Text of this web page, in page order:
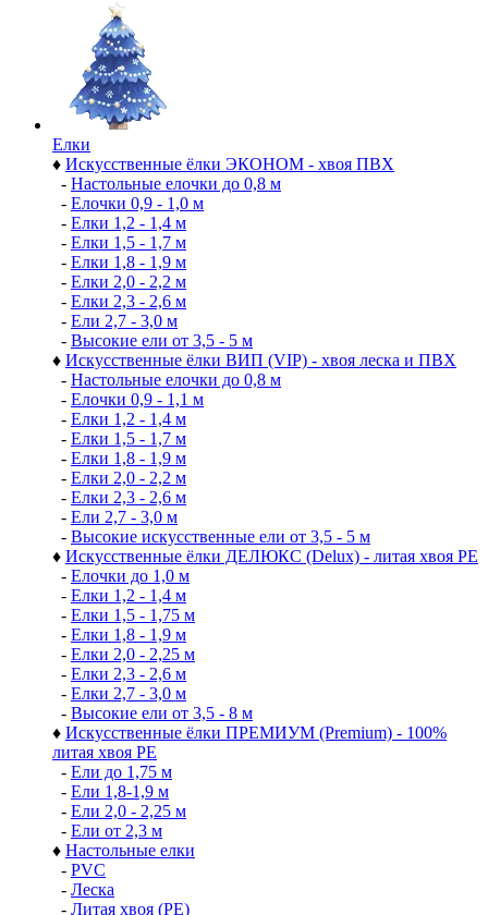
Елки
♦ Искусственные ёлки ЭКОНОМ - хвоя ПВХ
- Настольные елочки до 0,8 м
- Елочки 0,9 - 1,0 м
- Елки 1,2 - 1,4 м
- Елки 1,5 - 1,7 м
- Елки 1,8 - 1,9 м
- Елки 2,0 - 2,2 м
- Елки 2,3 - 2,6 м
- Ели 2,7 - 3,0 м
- Высокие ели от 3,5 - 5 м
♦ Искусственные ёлки ВИП (VIP) - хвоя леска и ПВХ
- Настольные елочки до 0,8 м
- Елочки 0,9 - 1,1 м
- Елки 1,2 - 1,4 м
- Елки 1,5 - 1,7 м
- Елки 1,8 - 1,9 м
- Елки 2,0 - 2,2 м
- Елки 2,3 - 2,6 м
- Ели 2,7 - 3,0 м
- Высокие искусственные ели от 3,5 - 5 м
♦ Искусственные ёлки ДЕЛЮКС (Delux) - литая хвоя РЕ
- Елочки до 1,0 м
- Елки 1,2 - 1,4 м
- Елки 1,5 - 1,75 м
- Елки 1,8 - 1,9 м
- Елки 2,0 - 2,25 м
- Елки 2,3 - 2,6 м
- Елки 2,7 - 3,0 м
- Высокие ели от 3,5 - 8 м
♦ Искусственные ёлки ПРЕМИУМ (Premium) - 100%
литая хвоя РЕ
- Ели до 1,75 м
- Ели 1,8-1,9 м
- Ели 2,0 - 2,25 м
- Ели от 2,3 м
♦ Настольные елки
- PVC
- Леска
- Литая хвоя (РЕ)